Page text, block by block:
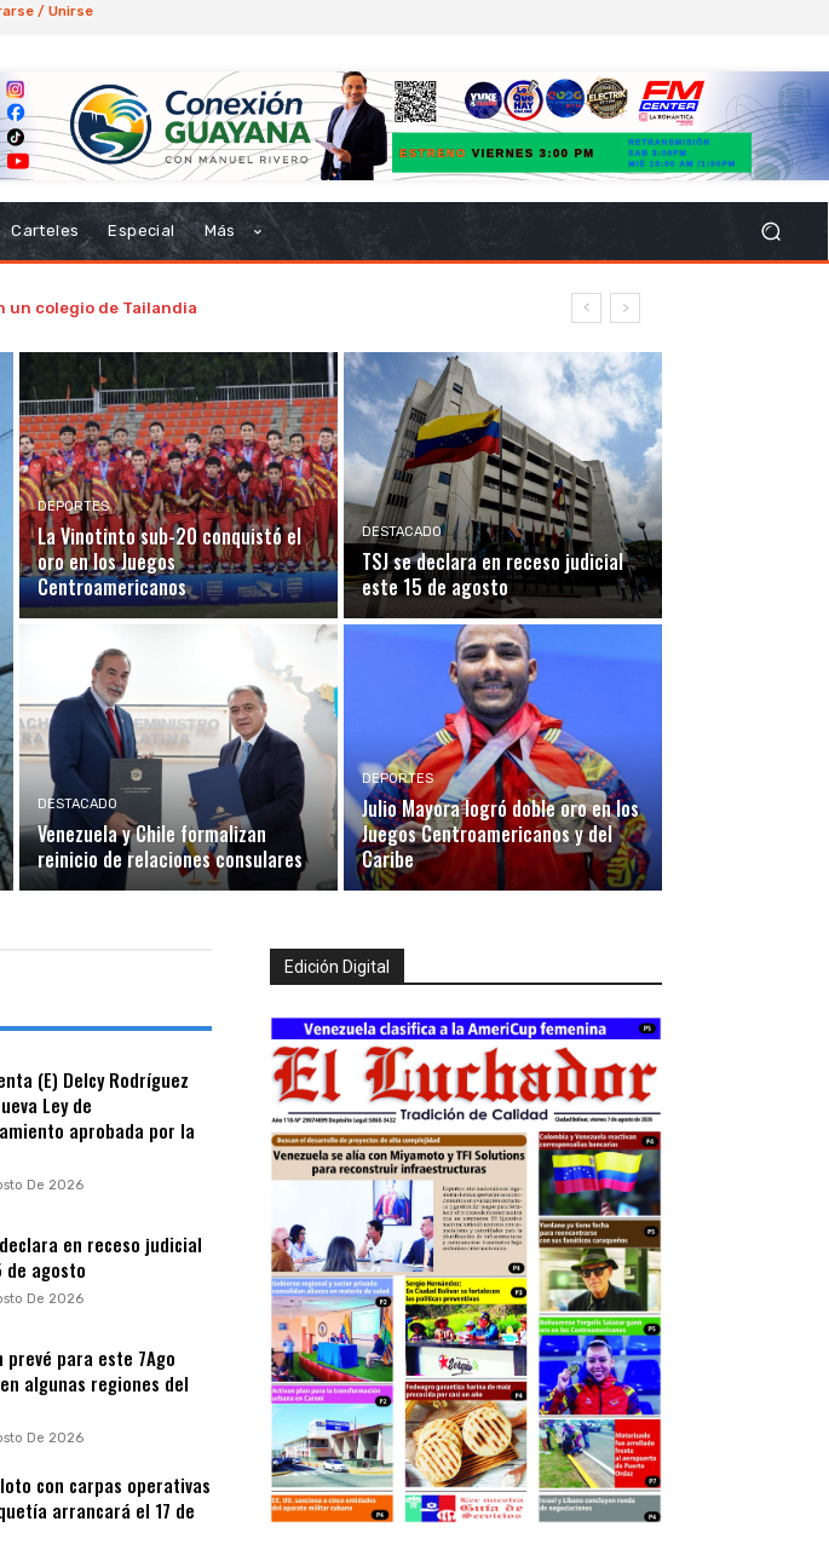
/ Unirse
Carteles Especial Más
un colegio de Tailandia
DEPORTES
La Vinotinto sub-20 conquistó el
oro en los Juegos
Centroamericanos
DESTACADO
TSJ se declara en receso judicial
este 15 de agosto
DESTACADO
Venezuela y Chile formalizan
reinicio de relaciones consulares
DEPORTES
Julio Mayora logró doble oro en los
Juegos Centroamericanos y del
Caribe
(E) Delcy Rodríguez
Ley de
aprobada por la
De 2026
en receso judicial
de agosto
De 2026
prevé para este 7Ago
algunas regiones del
De 2026
con carpas operativas
arrancará el 17 de
Edición Digital